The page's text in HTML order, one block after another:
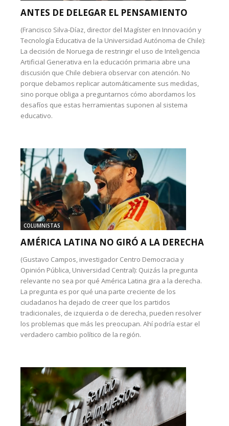
ANTES DE DELEGAR EL PENSAMIENTO
(Francisco Silva-Díaz, director del Magíster en Innovación y
Tecnología Educativa de la Universidad Autónoma de Chile):
La decisión de Noruega de restringir el uso de Inteligencia
Artificial Generativa en la educación primaria abre una
discusión que Chile debiera observar con atención. No
porque debamos replicar automáticamente sus medidas,
sino porque obliga a preguntarnos cómo abordamos los
desafíos que estas herramientas suponen al sistema
educativo.
COLUMNISTAS
AMÉRICA LATINA NO GIRÓ A LA DERECHA
(Gustavo Campos, investigador Centro Democracia y
Opinión Pública, Universidad Central): Quizás la pregunta
relevante no sea por qué América Latina gira a la derecha.
La pregunta es por qué una parte creciente de los
ciudadanos ha dejado de creer que los partidos
tradicionales, de izquierda o de derecha, pueden resolver
los problemas que más les preocupan. Ahí podría estar el
verdadero cambio político de la región.